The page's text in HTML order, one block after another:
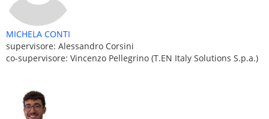
MICHELA CONTI
supervisore: Alessandro Corsini
co-supervisore: Vincenzo Pellegrino (T.EN Italy Solutions S.p.a.)